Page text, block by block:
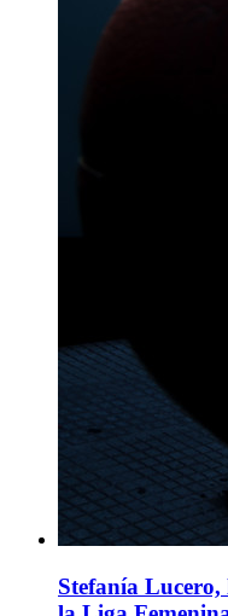
Stefanía